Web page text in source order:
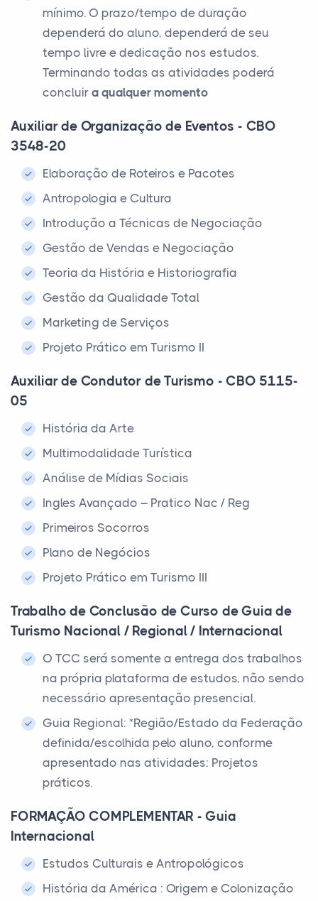
mínimo. O prazo/tempo de duração
dependerá do aluno, dependerá de seu
tempo livre e dedicação nos estudos.
Terminando todas as atividades poderá
concluir a qualquer momento
Auxiliar de Organização de Eventos - CBO
3548-20
Elaboração de Roteiros e Pacotes
Antropologia e Cultura
Introdução a Técnicas de Negociação
Gestão de Vendas e Negociação
Teoria da História e Historiografia
Gestão da Qualidade Total
Marketing de Serviços
Projeto Prático em Turismo II
Auxiliar de Condutor de Turismo - CBO 5115-
05
História da Arte
Multimodalidade Turística
Análise de Mídias Sociais
Ingles Avançado – Pratico Nac / Reg
Primeiros Socorros
Plano de Negócios
Projeto Prático em Turismo III
Trabalho de Conclusão de Curso de Guia de
Turismo Nacional / Regional / Internacional
O TCC será somente a entrega dos trabalhos
na própria plataforma de estudos, não sendo
necessário apresentação presencial.
Guia Regional: *Região/Estado da Federação
definida/escolhida pelo aluno, conforme
apresentado nas atividades: Projetos
práticos.
FORMAÇÃO COMPLEMENTAR - Guia
Internacional
Estudos Culturais e Antropológicos
História da América : Origem e Colonização